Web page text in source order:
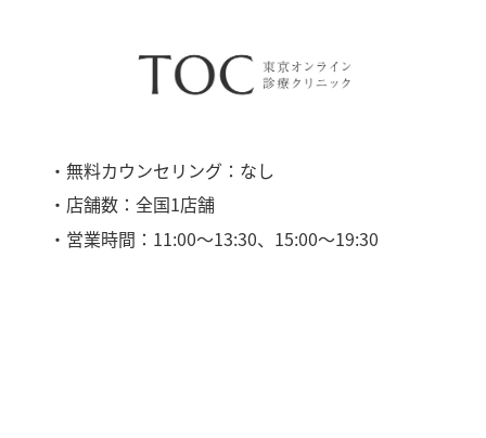
・無料カウンセリング：なし
・店舗数：全国1店舗
・営業時間：11:00〜13:30、15:00〜19:30